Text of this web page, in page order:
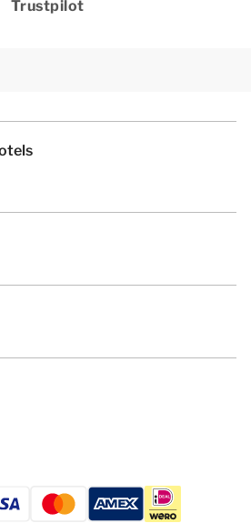
Trustpilot